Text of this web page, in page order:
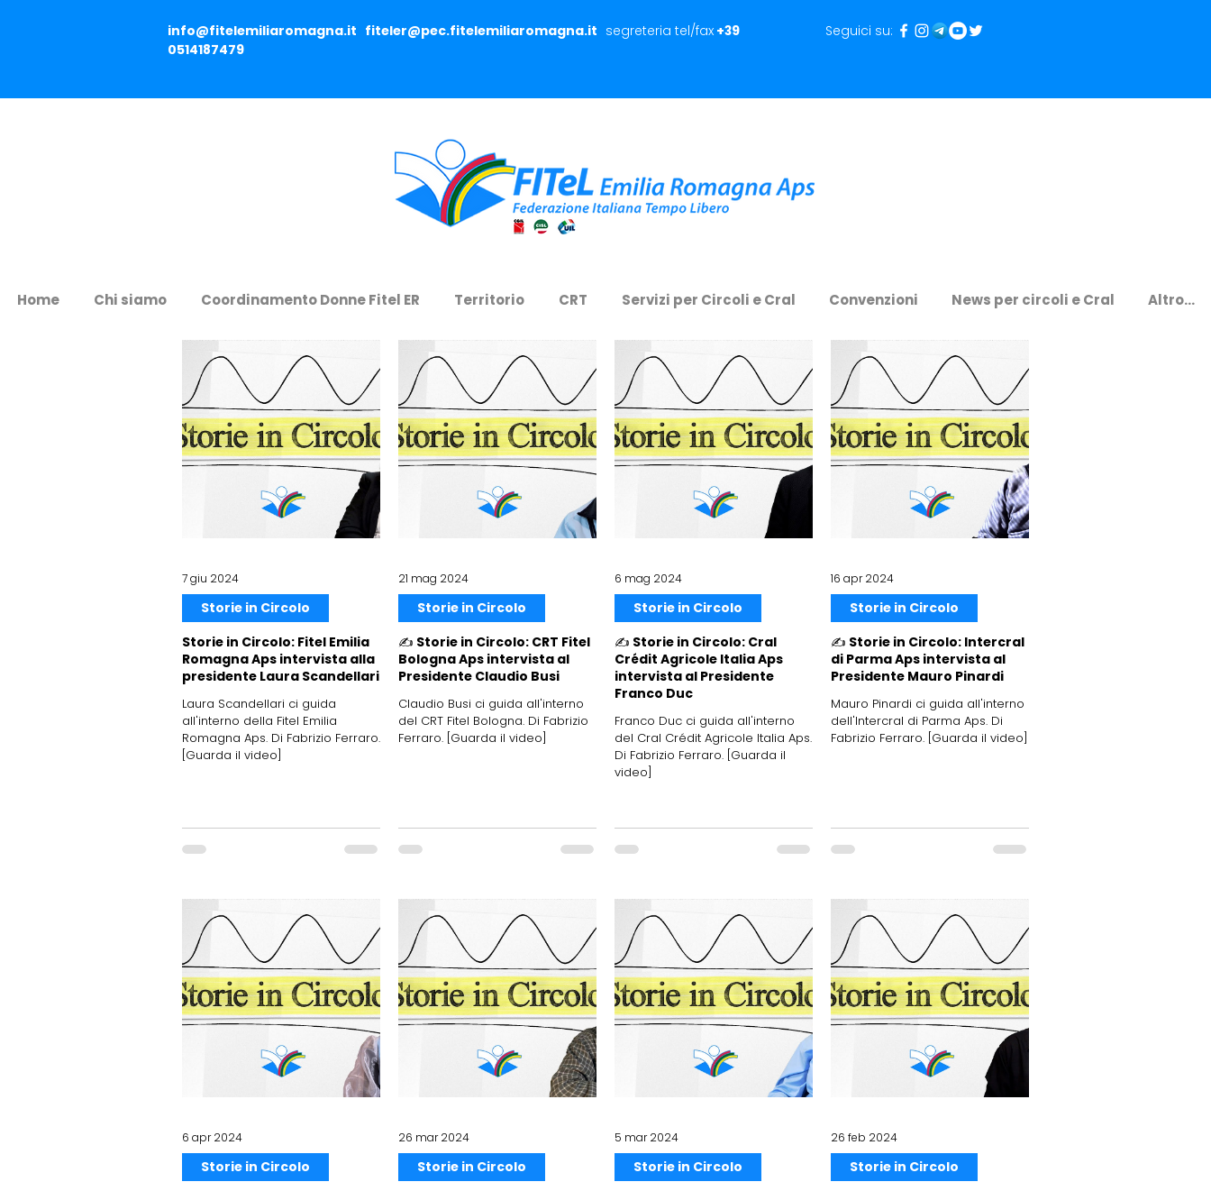
info@fitelemiliaromagna.it fiteler@pec.fitelemiliaromagna.it segreteria tel/fax +39
0514187479
Seguici su:
Home Chi siamo Coordinamento Donne Fitel ER Territorio CRT Servizi per Circoli e Cral Convenzioni News per circoli e Cral Altro...
Storie in Circolo: Fitel Emilia
Romagna Aps intervista alla
presidente Laura Scandellari
Laura Scandellari ci guida
all'interno della Fitel Emilia
Romagna Aps. Di Fabrizio Ferraro.
[Guarda il video]
Storie in Circolo
7 giu 2024
✍️ Storie in Circolo: CRT Fitel
Bologna Aps intervista al
Presidente Claudio Busi
Claudio Busi ci guida all'interno
del CRT Fitel Bologna. Di Fabrizio
Ferraro. [Guarda il video]
Storie in Circolo
21 mag 2024
✍️ Storie in Circolo: Cral
Crédit Agricole Italia Aps
intervista al Presidente
Franco Duc
Franco Duc ci guida all'interno
del Cral Crédit Agricole Italia Aps.
Di Fabrizio Ferraro. [Guarda il
video]
Storie in Circolo
6 mag 2024
✍️ Storie in Circolo: Intercral
di Parma Aps intervista al
Presidente Mauro Pinardi
Mauro Pinardi ci guida all'interno
dell'Intercral di Parma Aps. Di
Fabrizio Ferraro. [Guarda il video]
Storie in Circolo
16 apr 2024
Storie in Circolo
6 apr 2024
Storie in Circolo
26 mar 2024
Storie in Circolo
5 mar 2024
Storie in Circolo
26 feb 2024